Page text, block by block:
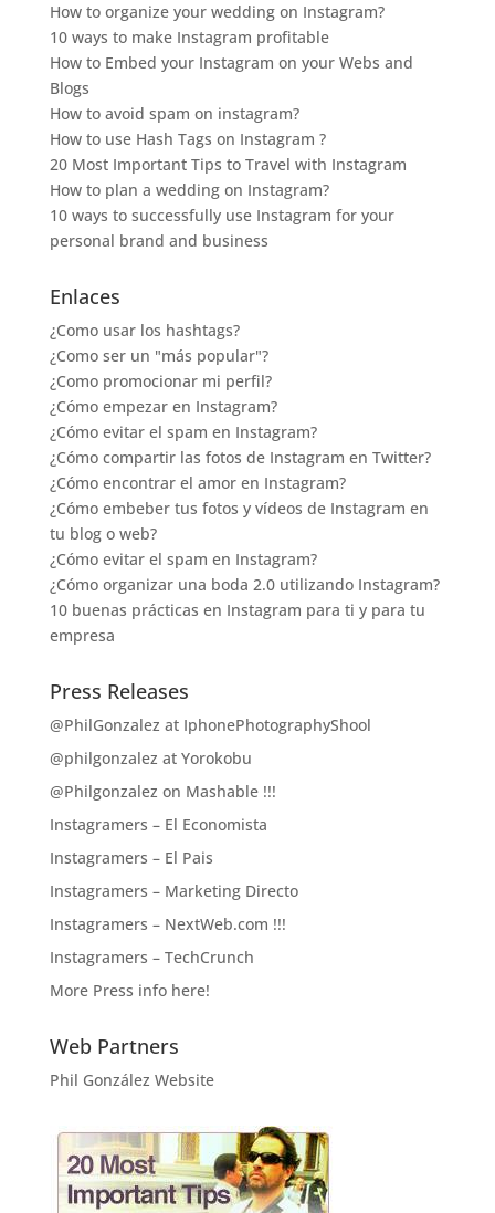
How to organize your wedding on Instagram?
10 ways to make Instagram profitable
How to Embed your Instagram on your Webs and
Blogs
How to avoid spam on instagram?
How to use Hash Tags on Instagram ?
20 Most Important Tips to Travel with Instagram
How to plan a wedding on Instagram?
10 ways to successfully use Instagram for your
personal brand and business
Enlaces
¿Como usar los hashtags?
¿Como ser un "más popular"?
¿Como promocionar mi perfil?
¿Cómo empezar en Instagram?
¿Cómo evitar el spam en Instagram?
¿Cómo compartir las fotos de Instagram en Twitter?
¿Cómo encontrar el amor en Instagram?
¿Cómo embeber tus fotos y vídeos de Instagram en
tu blog o web?
¿Cómo evitar el spam en Instagram?
¿Cómo organizar una boda 2.0 utilizando Instagram?
10 buenas prácticas en Instagram para ti y para tu
empresa
Press Releases
@PhilGonzalez at IphonePhotographyShool
@philgonzalez at Yorokobu
@Philgonzalez on Mashable !!!
Instagramers – El Economista
Instagramers – El Pais
Instagramers – Marketing Directo
Instagramers – NextWeb.com !!!
Instagramers – TechCrunch
More Press info here!
Web Partners
Phil González Website